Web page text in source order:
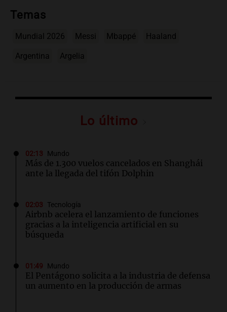
Temas
Mundial 2026 Messi Mbappé Haaland
Argentina Argelia
Lo último
02:13 Mundo
Más de 1.300 vuelos cancelados en Shanghái
ante la llegada del tifón Dolphin
02:03 Tecnología
Airbnb acelera el lanzamiento de funciones
gracias a la inteligencia artificial en su
búsqueda
01:49 Mundo
El Pentágono solicita a la industria de defensa
un aumento en la producción de armas